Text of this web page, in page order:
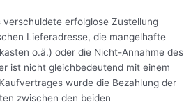
verschuldete erfolglose Zustellung
Lieferadresse, die mangelhafte
o.ä.) oder die Nicht-Annahme des
ist nicht gleichbedeutend mit einem
wurde die Bezahlung der
zwischen den beiden